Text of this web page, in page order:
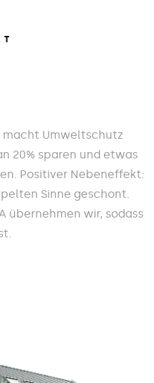
macht Umweltschutz
20% sparen und etwas
Positiver Nebeneffekt:
Sinne geschont.
übernehmen wir, sodass